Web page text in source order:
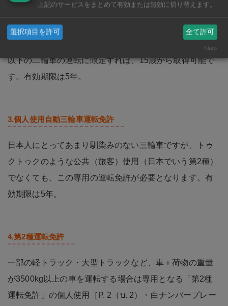
ています。
バイクの免許は18歳以上で取得可能ですが、排気量110cc
以下の二輪車の運転に限定すれば、15歳から取得可能で
す。有効期限は5年。
3.個人使用自動三輪車運転免許
日本人にとってあまり馴染みのない三輪車ですが、トゥ
クトゥクのような公共（旅客）使用（日本でいう第2種）
でなくても、この専用の運転免許が必要となります。有
効期限は5年。
4.第2種運転免許
一部の軽トラック・大型トラックなど、車＋荷物の重量
が3500kg以上の車を運転する場合は専用となる「第2種
運転免許」の個人使用［P. 2（บ. 2）・白ナンバープレー
上記のサービスをまとめて有効または無効に切り替えます。
選択項目を許可 全て許可
Klaro